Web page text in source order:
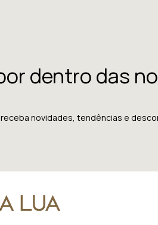
dentro das
novidades, tendências e